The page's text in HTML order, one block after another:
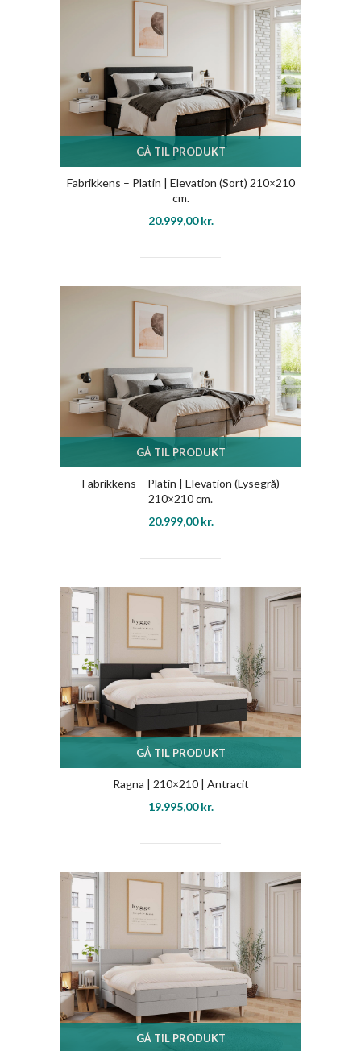
GÅ TIL PRODUKT
Fabrikkens – Platin | Elevation (Sort) 210×210
cm.
20.999,00kr.
GÅ TIL PRODUKT
Fabrikkens – Platin | Elevation (Lysegrå)
210×210 cm.
20.999,00kr.
GÅ TIL PRODUKT
Ragna | 210×210 | Antracit
19.995,00kr.
GÅ TIL PRODUKT